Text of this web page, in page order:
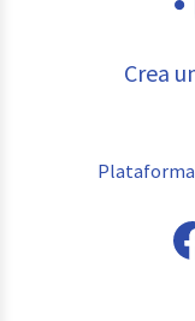
Crea
Plataforma